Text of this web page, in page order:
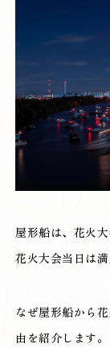
屋形船は、花火
花火大会当日は
なぜ屋形船から
由を紹介します。